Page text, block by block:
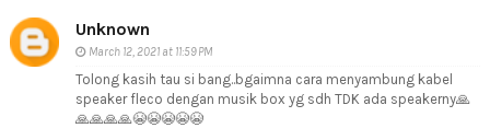
Unknown
March 12, 2021 at 11:59 PM
Tolong kasih tau si bang..bgaimna cara menyambung kabel
speaker fleco dengan musik box yg sdh TDK ada speakerny🙏
🙏🙏🙏🙏😭😭😭😭😭